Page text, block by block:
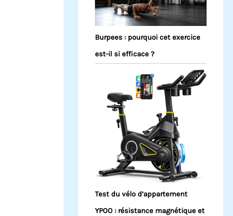
Burpees : pourquoi cet exercice
est-il si efficace ?
Test du vélo d’appartement
YPOO : résistance magnétique et